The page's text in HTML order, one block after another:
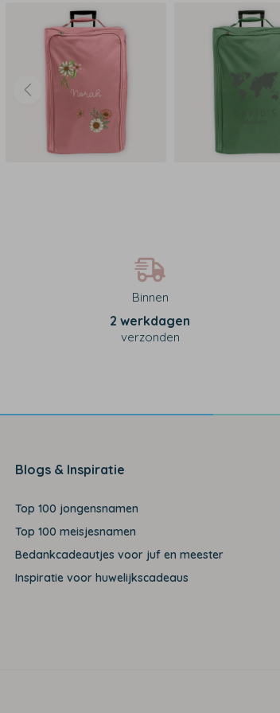
Binnen
2 werkdagen
verzonden
Blogs & Inspiratie
Top 100 jongensnamen
Top 100 meisjesnamen
Bedankcadeautjes voor juf en meester
Inspiratie voor huwelijkscadeaus